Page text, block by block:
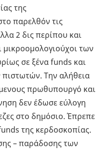
της
παρελθόν τις
2 δις περίπου και
μικροομολογιούχοι των
σε ξένα funds και
Την αλήθεια
πρωθυπουργό και
δεν έδωσε εύλογη
στο δημόσιο. Έπρεπε
της κερδοσκοπίας.
– παράδοσης των